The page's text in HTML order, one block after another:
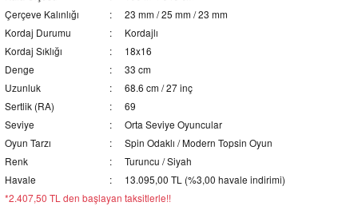
Çerçeve Kalınlığı
23 mm / 25 mm / 23 mm
Kordaj Durumu
Kordajlı
Kordaj Sıklığı
18x16
Denge
33 cm
Uzunluk
68.6 cm / 27 inç
Sertlik (RA)
69
Seviye
Orta Seviye Oyuncular
Oyun Tarzı
Spin Odaklı / Modern Topsin Oyun
Renk
Turuncu / Siyah
Havale
13.095,00 TL (%3,00 havale indirimi)
*2.407,50 TL den başlayan taksitlerle!!